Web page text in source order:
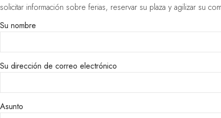
solicitar información sobre ferias, reservar su plaza y agilizar su
Su nombre
Su dirección de correo electrónico
Asunto